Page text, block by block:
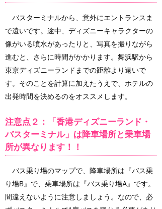
バスターミナルから、意外にエントランスま
で遠いです。途中、ディズニーキャラクターの
像がいる噴水があったりと、写真を撮りながら
進むと、さらに時間がかかります。舞浜駅から
東京ディズニーランドまでの距離より遠いで
す。そのことを計算に加えたうえで、ホテルの
出発時間を決めるのをオススメします。
注意点２：「香港ディズニーランド・
バスターミナル」は降車場所と乗車場
所が異なります！！
バス乗り場のマップで、降車場所は『バス乗
り場B』で、乗車場所は『バス乗り場A』です。
間違えないように注意しましょう。なので、必